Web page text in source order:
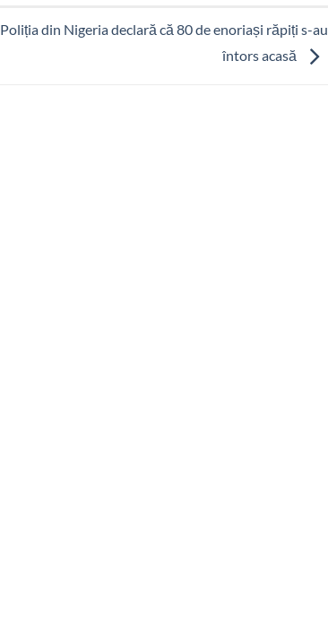
Poliția din Nigeria declară că 80 de enoriași răpiți s-au
întors acasă